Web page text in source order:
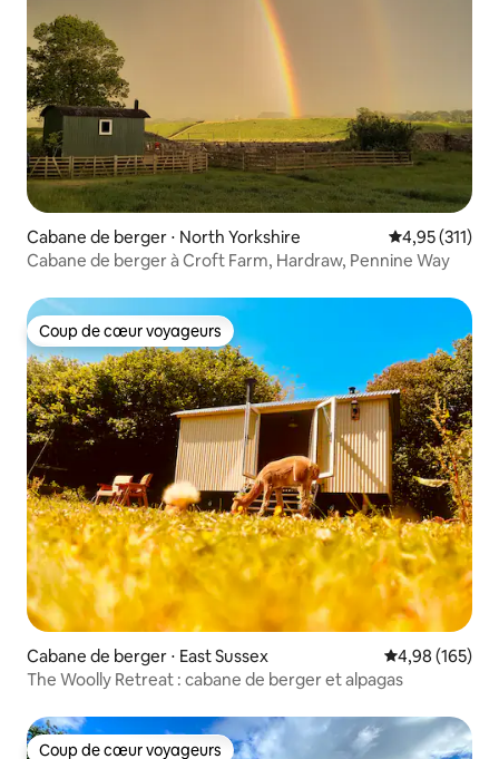
Cabane de berger ⋅ North Yorkshire Évaluation
4,95 (311)
Cabane de berger à Croft Farm, Hardraw, Pennine Way
Coup de cœur voyageurs
Coup de cœur voyageurs
Cabane de berger ⋅ East Sussex Évaluation
4,98 (165)
The Woolly Retreat : cabane de berger et alpagas
Coup de cœur voyageurs